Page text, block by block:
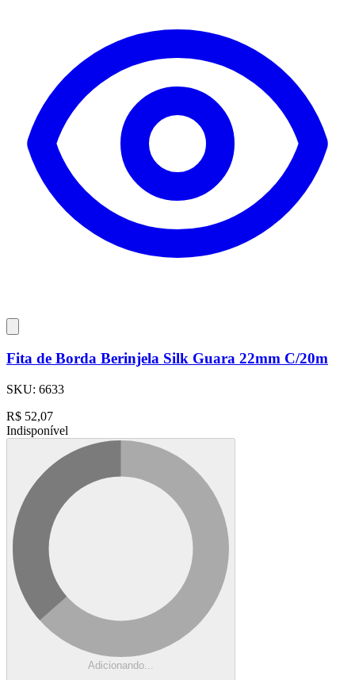
Fita de Borda Berinjela Silk Guara 22mm C/20m
SKU: 6633
R$ 52,07
Indisponível
Adicionando...